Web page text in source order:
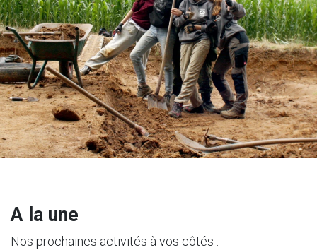
A la une
Nos prochaines activités à vos côtés :